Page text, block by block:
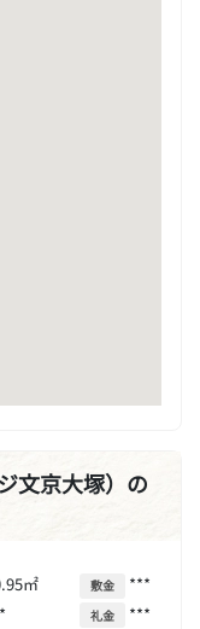
文京大塚）の
㎡ 敷金 ***
礼金 ***